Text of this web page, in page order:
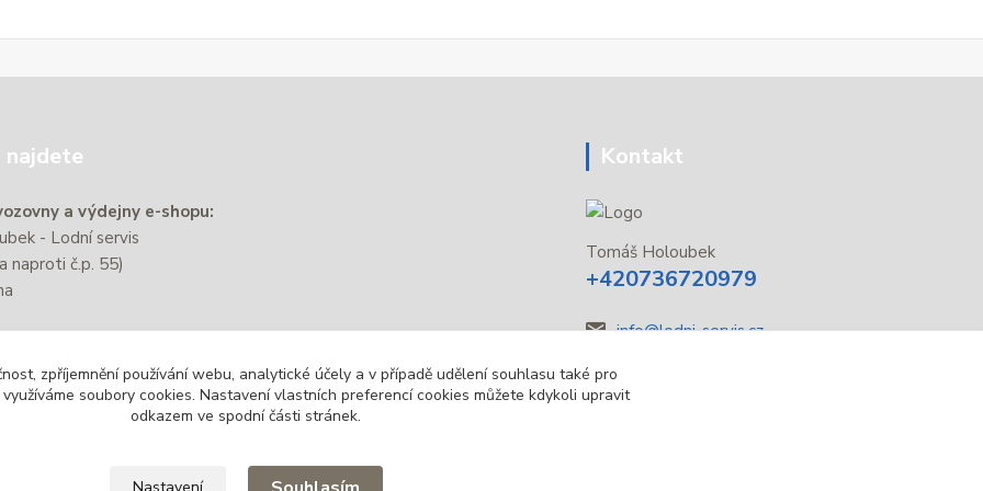
najdete
a výdejny e-shopu:
- Lodní servis
naproti č.p. 55)
Zbýšov-Městský
Kontakt
Tomáš Holoubek
+420736720979
info@lodni-servis.cz
zpříjemnění používání webu, analytické účely a v případě udělení souhlasu také pro
soubory cookies. Nastavení vlastních preferencí cookies můžete kdykoli upravit
odkazem ve spodní části stránek.